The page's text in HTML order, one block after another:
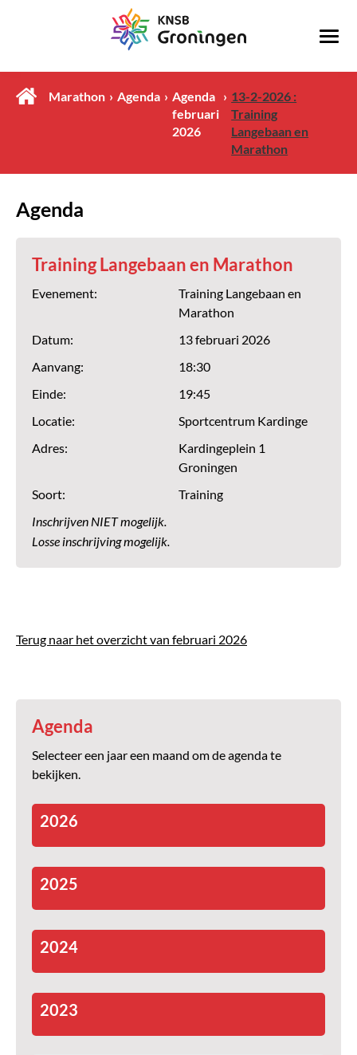
Marathon Agenda
Agenda
februari
2026
13-2-2026 :
Training
Langebaan en
Marathon
Agenda
Training Langebaan en Marathon
Evenement:
Training Langebaan en
Marathon
Datum:
13 februari 2026
Aanvang:
18:30
Einde:
19:45
Locatie:
Sportcentrum Kardinge
Adres:
Kardingeplein 1
Groningen
Soort:
Training
Inschrijven NIET mogelijk.
Losse inschrijving mogelijk.
Terug naar het overzicht van februari 2026
Agenda
Selecteer een jaar een maand om de agenda te
bekijken.
2026
2025
2024
2023